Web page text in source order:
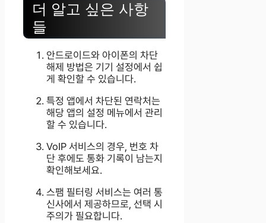
더 알고 싶은 사항
들
안드로이드와 아이폰의 차단
해제 방법은 기기 설정에서 쉽
게 확인할 수 있습니다.
특정 앱에서 차단된 연락처는
해당 앱의 설정 메뉴에서 관리
할 수 있습니다.
VoIP 서비스의 경우, 번호 차
단 후에도 통화 기록이 남는지
확인해보세요.
스팸 필터링 서비스는 여러 통
신사에서 제공하므로, 선택 시
주의가 필요합니다.